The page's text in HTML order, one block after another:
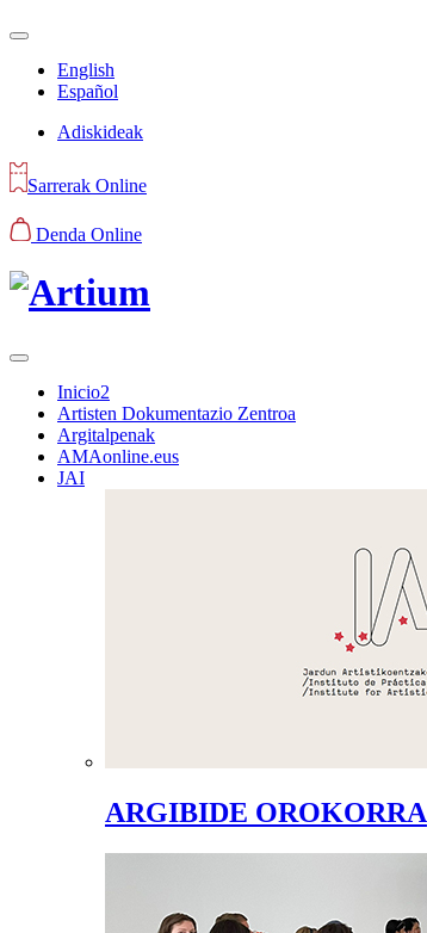
English
Español
Adiskideak
Sarrerak Online
Denda Online
Inicio2
Artisten Dokumentazio Zentroa
Argitalpenak
AMAonline.eus
JAI
ARGIBIDE OROKORRA